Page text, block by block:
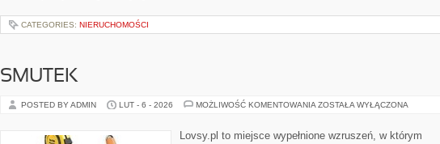
CATEGORIES: NIERUCHOMOŚCI
SMUTEK
POSTED BY ADMIN LUT - 6 - 2026 MOŻLIWOŚĆ KOMENTOWANIA SMUTEK
ZOSTAŁA WYŁĄCZONA
Lovsy.pl to miejsce wypełnione wzruszeń, w którym